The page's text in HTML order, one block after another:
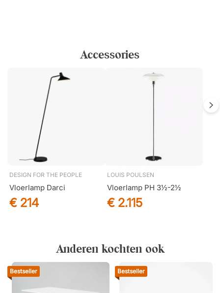
Accessories
DESIGN FOR THE PEOPLE
Vloerlamp Darci
€ 214
LOUIS POULSEN
Vloerlamp PH 3½-2½
€ 2.115
Anderen kochten ook
Bestseller Bestseller